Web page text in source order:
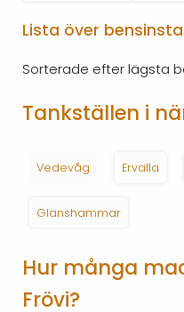
Lista över
Sorterade efter lägsta
Tankställen i
Vedevåg Ervalla
Glanshammar
Hur många
Frövi?